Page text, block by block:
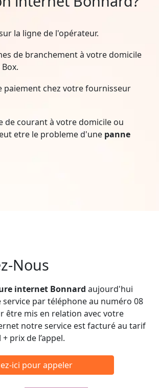
la ligne de l'opérateur.
de branchement à votre domicile
paiement chez votre fournisseur
de courant à votre domicile ou
etre le probleme d'une panne
Nous
internet Bonnard aujourd'hui
par téléphone au numéro 08
être mis en relation avec votre
notre service est facturé au tarif
prix de l’appel.
ici pour appeler